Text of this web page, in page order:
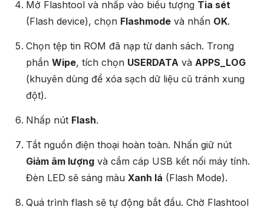
Mở Flashtool và nhấp vào biểu tượng Tia sét
(Flash device), chọn Flashmodevà nhấn OK.
Chọn tệp tin ROM đã nạp từ danh sách. Trong
phần Wipe, tích chọn USERDATAvà APPS_LOG
(khuyên dùng để xóa sạch dữ liệu cũ tránh xung
đột).
Nhấp nút Flash.
Tắt nguồn điện thoại hoàn toàn. Nhấn giữ nút
Giảm âm lượngvà cắm cáp USB kết nối máy tính.
Đèn LED sẽ sáng màu Xanh lá (Flash Mode).
Quá trình flash sẽ tự động bắt đầu. Chờ Flashtool